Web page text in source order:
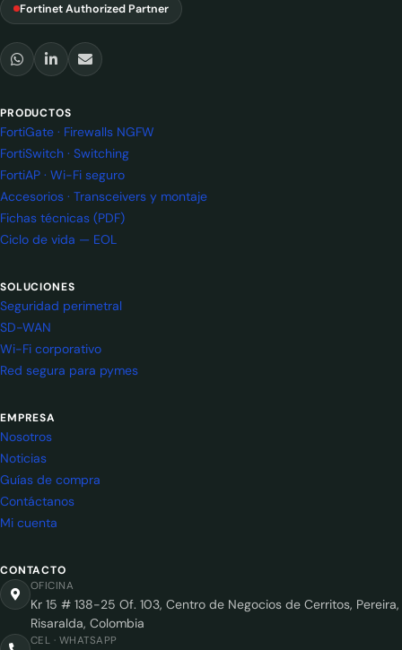
Fortinet Authorized Partner
PRODUCTOS
FortiGate · Firewalls NGFW
FortiSwitch · Switching
FortiAP · Wi-Fi seguro
Accesorios · Transceivers y montaje
Fichas técnicas (PDF)
Ciclo de vida — EOL
SOLUCIONES
Seguridad perimetral
SD-WAN
Wi-Fi corporativo
Red segura para pymes
EMPRESA
Nosotros
Noticias
Guías de compra
Contáctanos
Mi cuenta
CONTACTO
OFICINA
Kr 15 # 138-25 Of. 103, Centro de Negocios de Cerritos, Pereira,
Risaralda, Colombia
CEL · WHATSAPP